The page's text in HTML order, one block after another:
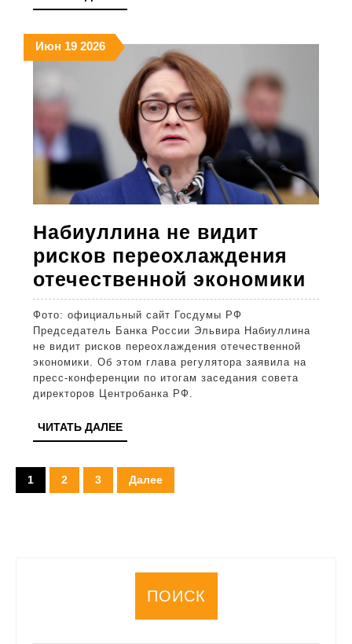
ДАЛЕЕ
Июн 19.06.2026
1919.06.2026
202619.06.2026
Набиуллина не видит
рисков переохлаждения
отечественной экономики
не
Фото: официальный сайт Госдумы РФ
Председатель Банка России Эльвира Набиуллина
не видит рисков переохлаждения отечественной
экономики. Об этом глава регулятора заявила на
пресс-конференции по итогам заседания совета
директоров Центробанка РФ.
ЧИТАТЬ ДАЛЕЕЧИТАТЬ
ДАЛЕЕ
Пагинация
записей
1 2 3 Далее
ПОИСК